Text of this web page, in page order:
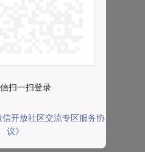
扫一扫登录
信开放社区交流专区服务协
议》